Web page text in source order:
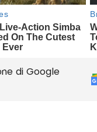
di Google